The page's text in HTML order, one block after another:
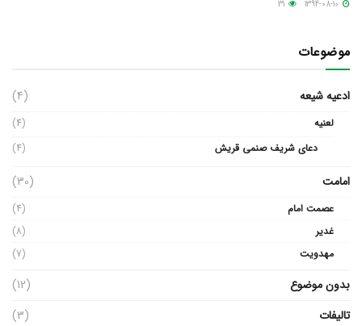
موضوعات
ادعیه شیعه (4)
لعنیه
(4)
دعای شریف صنمی قریش
(4)
امامت (30)
عصمت امام
(4)
غدیر
(8)
مهدویت
(7)
بدون موضوع
(12)
تالیفات
(3)